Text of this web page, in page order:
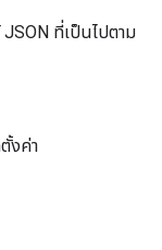
ที่เป็นไปตาม
งค่า